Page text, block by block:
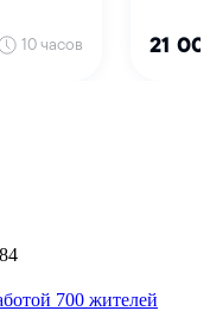
700 жителей